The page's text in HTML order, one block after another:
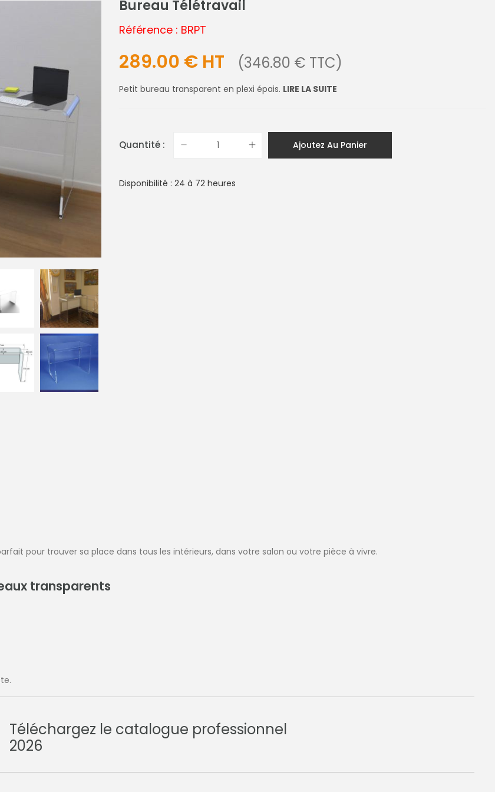
Bureau Télétravail
Référence : BRPT
289.00 € HT (346.80 € TTC)
Petit bureau transparent en plexi épais. LIRE LA SUITE
Quantité : Ajoutez Au Panier
Disponibilité : 24 à 72 heures
pour trouver sa place dans tous les intérieurs, dans votre salon ou votre pièce à vivre.
transparents
Téléchargez le catalogue professionnel
2026